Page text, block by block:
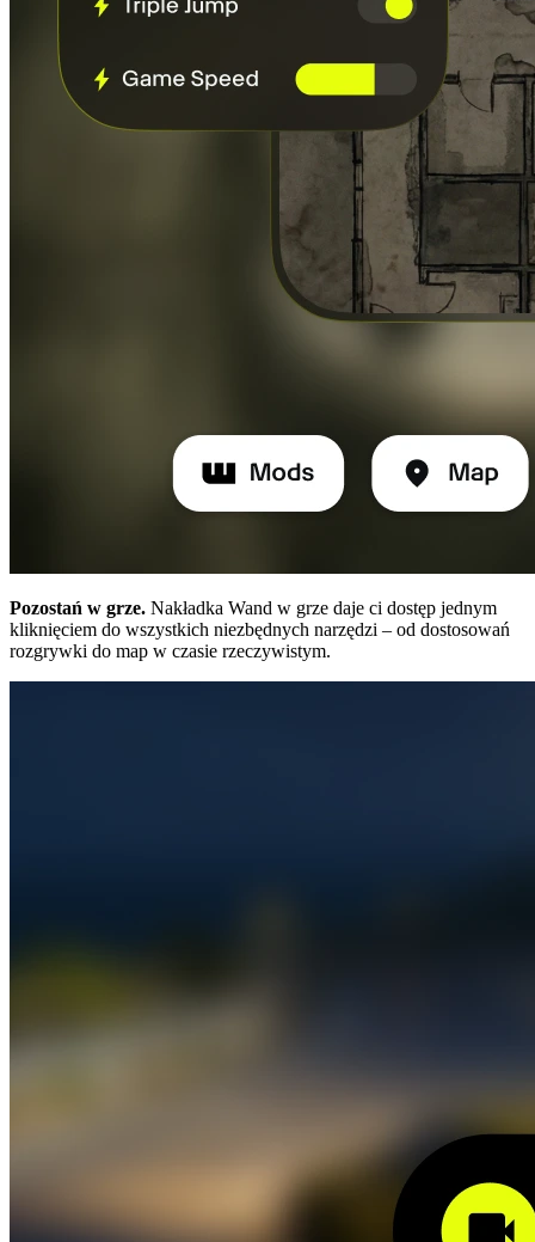
Pozostań w grze. Nakładka Wand w grze daje ci dostęp jednym
kliknięciem do wszystkich niezbędnych narzędzi – od dostosowań
rozgrywki do map w czasie rzeczywistym.